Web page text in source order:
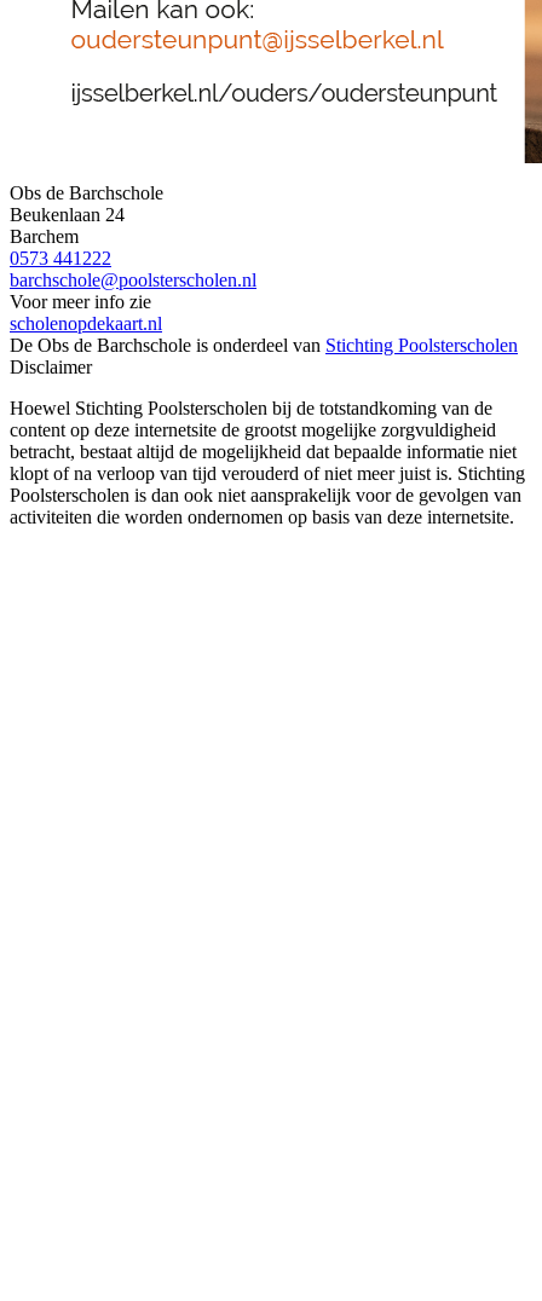
Obs de Barchschole
Beukenlaan 24
Barchem
0573 441222
barchschole@poolsterscholen.nl
Voor meer info zie
scholenopdekaart.nl
De Obs de Barchschole is onderdeel van Stichting Poolsterscholen
Disclaimer
Hoewel Stichting Poolsterscholen bij de totstandkoming van de
content op deze internetsite de grootst mogelijke zorgvuldigheid
betracht, bestaat altijd de mogelijkheid dat bepaalde informatie niet
klopt of na verloop van tijd verouderd of niet meer juist is. Stichting
Poolsterscholen is dan ook niet aansprakelijk voor de gevolgen van
activiteiten die worden ondernomen op basis van deze internetsite.